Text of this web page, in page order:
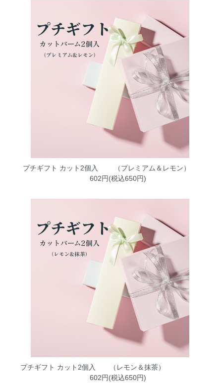
プチギフト カット2個入 （プレミアム＆レモン）
602円(税込650円)
プチギフト カット2個入 （レモン＆抹茶）
602円(税込650円)